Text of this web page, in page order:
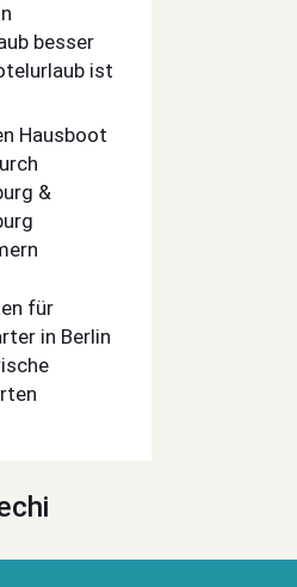
besser
ist
Hausboot
&
für
in Berlin